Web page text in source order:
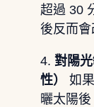
超過 30
後反而會
4. 對陽
性）
如
曬太陽